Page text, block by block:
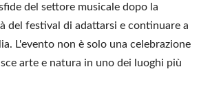
del settore musicale dopo la
del festival di adattarsi e continuare a
L'evento non è solo una celebrazione
arte e natura in uno dei luoghi più